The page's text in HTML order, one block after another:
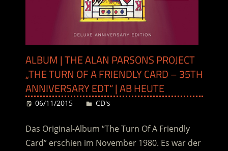
ALBUM | THE ALAN PARSONS PROJECT
„THE TURN OF A FRIENDLY CARD – 35TH
ANNIVERSARY EDT“ | AB HEUTE
06/11/2015 Desiree
CD's
Das Original-Album “The Turn Of A Friendly
Card” erschien im November 1980. Es war der